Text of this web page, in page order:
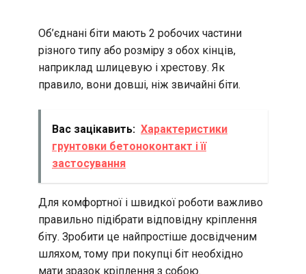
Об’єднані біти мають 2 робочих частини
різного типу або розміру з обох кінців,
наприклад шлицевую і хрестову. Як
правило, вони довші, ніж звичайні біти.
Вас зацікавить: Характеристики
грунтовки бетоноконтакт і її
застосування
Для комфортної і швидкої роботи важливо
правильно підібрати відповідну кріплення
біту. Зробити це найпростіше досвідченим
шляхом, тому при покупці біт необхідно
мати зразок кріплення з собою.